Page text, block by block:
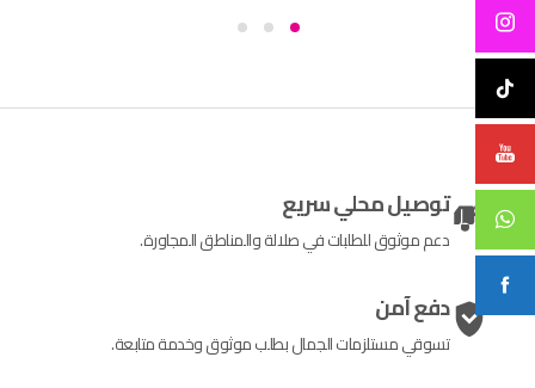
توصيل محلي سريع
دعم موثوق للطلبات في صلالة والمناطق المجاورة.
دفع آمن
تسوقي مستلزمات الجمال بطلب موثوق وخدمة متابعة.